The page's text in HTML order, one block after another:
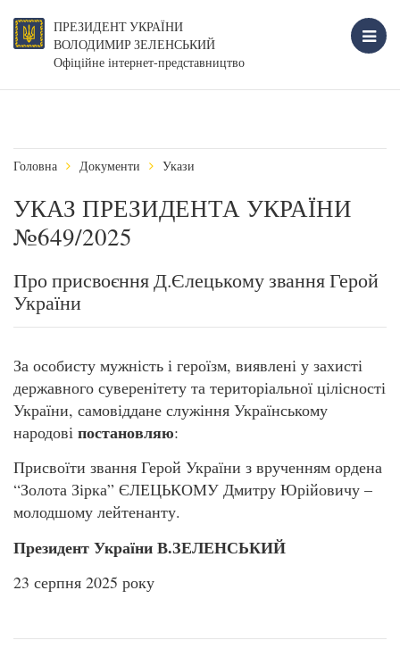
ПРЕЗИДЕНТ УКРАЇНИ
ВОЛОДИМИР ЗЕЛЕНСЬКИЙ
Офіційне інтернет-представництво
Головна Документи Укази
УКАЗ ПРЕЗИДЕНТА УКРАЇНИ
№649/2025
Про присвоєння Д.Єлецькому звання Герой
України
За особисту мужність і героїзм, виявлені у захисті
державного суверенітету та територіальної цілісності
України, самовіддане служіння Українському
народові постановляю:
Присвоїти звання Герой України з врученням ордена
“Золота Зірка” ЄЛЕЦЬКОМУ Дмитру Юрійовичу –
молодшому лейтенанту.
ПрезидентУкраїниВ.ЗЕЛЕНСЬКИЙ
23 серпня 2025 року